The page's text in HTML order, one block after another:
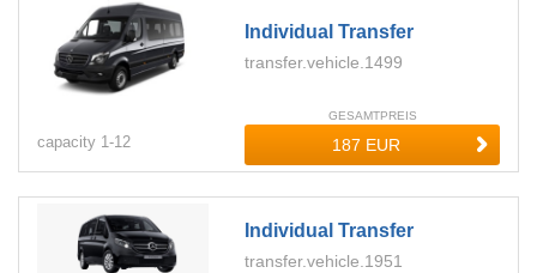
Individual Transfer
transfer.vehicle.1499
capacity 1-12
GESAMTPREIS
Individual Transfer
transfer.vehicle.1951